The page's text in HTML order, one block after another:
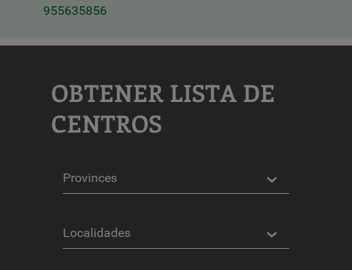
955635856
OBTENER LISTA DE
CENTROS
Localidades